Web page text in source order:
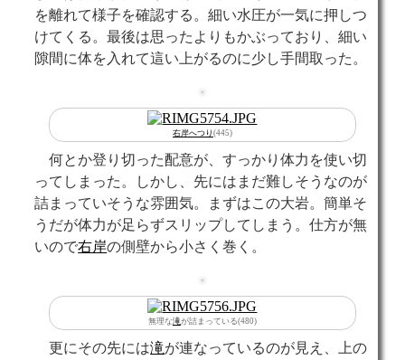
を離れて様子を確認する。細い水圧が一気に押しつ
けてくる。最後は思ったよりもかぶっており、細い
隙間に体を入れて這い上がるのに少し手間取った。
右岸へつり (445)
何とか登り切った配意が、すっかり体力を使い切
ってしまった。しかし、先にはまだ難しそうなのが
詰まっていそうな雰囲気。まずはこの大岩。簡単そ
うだが体力が足らずスリップしてしまう。仕方が無
いので右岸の側壁から小さく巻く。
無理な滝が詰まっている(480)
更にその先には滝が連なっているのが見え、上の